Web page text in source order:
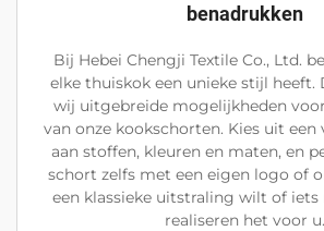
benadrukken
Bij Hebei Chengji Textile Co., Ltd.
elke thuiskok een unieke stijl heeft.
wij uitgebreide mogelijkheden
van onze kookschorten. Kies uit een
aan stoffen, kleuren en maten, en
schort zelfs met een eigen logo of
een klassieke uitstraling wilt of iets
realiseren het voor u.